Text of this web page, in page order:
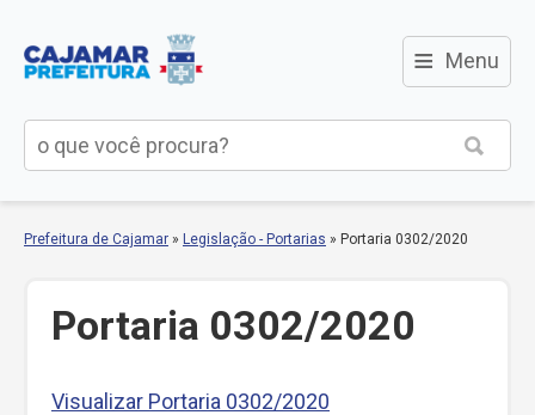
≡ Menu
Prefeitura de Cajamar » Legislação - Portarias » Portaria 0302/2020
Portaria 0302/2020
Visualizar Portaria 0302/2020